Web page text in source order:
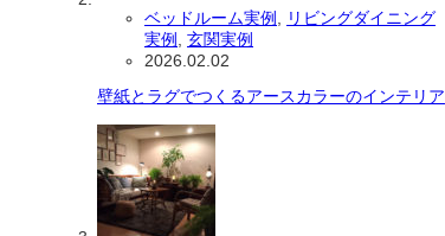
ベッドルーム実例
リビングダイニング
実例
玄関実例
2026.02.02
壁紙とラグでつくるアースカラーのインテリア